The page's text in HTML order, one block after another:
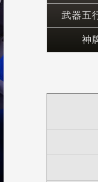
武器五
神